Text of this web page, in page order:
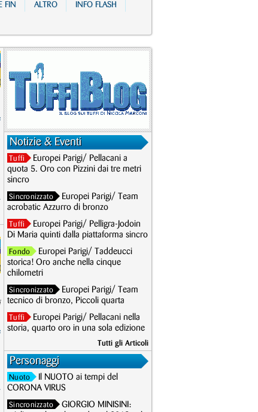
FIN ALTRO INFO FLASH
Notizie & Eventi
Tuffi
Europei Parigi/ Pellacani a
quota 5. Oro con Pizzini dai tre metri
sincro
Sincronizzato
Europei Parigi/ Team
acrobatic Azzurro di bronzo
Tuffi
Europei Parigi/ Pelligra-Jodoin
Di Maria quinti dalla piattaforma sincro
Fondo
Europei Parigi/ Taddeucci
storica! Oro anche nella cinque
chilometri
Sincronizzato
Europei Parigi/ Team
tecnico di bronzo, Piccoli quarta
Tuffi
Europei Parigi/ Pellacani nella
storia, quarto oro in una sola edizione
Tutti gli Articoli
Personaggi
Nuoto
Il NUOTO ai tempi del
CORONA VIRUS
Sincronizzato
GIORGIO MINISINI: